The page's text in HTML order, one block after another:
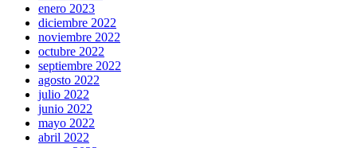
enero 2023
diciembre 2022
noviembre 2022
octubre 2022
septiembre 2022
agosto 2022
julio 2022
junio 2022
mayo 2022
abril 2022